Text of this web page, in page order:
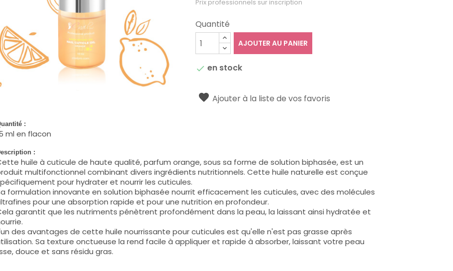
Prix professionnels sur inscription
Quantité
AJOUTER AU PANIER
 en stock
Ajouter à la liste de vos favoris
:
ml en flacon
:
huile à cuticule de haute qualité, parfum orange, sous sa forme de solution biphasée, est un
multifonctionnel combinant divers ingrédients nutritionnels. Cette huile naturelle est conçue
pour hydrater et nourrir les cuticules.
formulation innovante en solution biphasée nourrit efficacement les cuticules, avec des molécules
pour une absorption rapide et pour une nutrition en profondeur.
garantit que les nutriments pénètrent profondément dans la peau, la laissant ainsi hydratée et
des avantages de cette huile nourrissante pour cuticules est qu'elle n'est pas grasse après
Sa texture onctueuse la rend facile à appliquer et rapide à absorber, laissant votre peau
douce et sans résidu gras.